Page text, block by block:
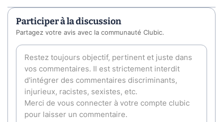
Participer à la discussion
Partagez votre avis avec la communauté Clubic.